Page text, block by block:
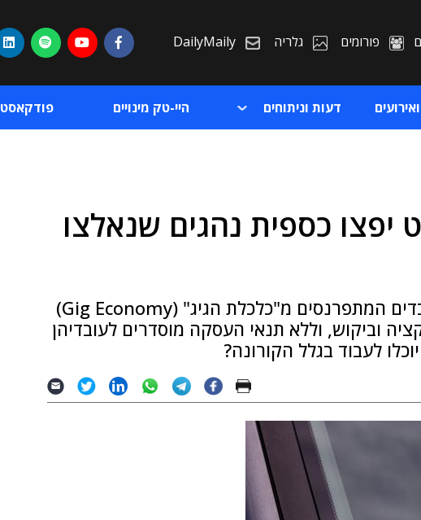
פורומים גלריה DailyMaily
דעות וניתוחים היי-טק מינויים פודקאסט
יפצו כספית נהגים שנאלצו
בזמן שהתפשטות הנגיף תופסת תאוצה, עובדים המתפרנסים מ"כלכלת הגיג" (Gig Economy)
וביקוש, וללא תנאי העסקה מוסדרים לעובדיהן
לעבוד בגלל הקורונה?